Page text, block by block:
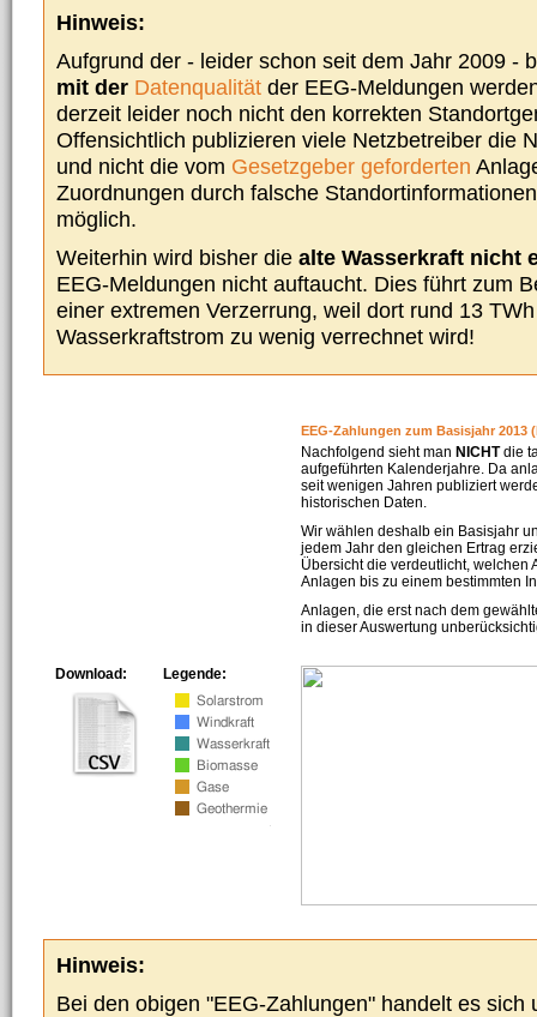
Hinweis:
Aufgrund der - leider schon seit dem Jahr 2009 -
mit der Datenqualität der EEG-Meldungen
derzeit leider noch nicht den korrekten
Offensichtlich publizieren viele Netzbetreiber die
und nicht die vom Gesetzgeber geforderten
Zuordnungen durch falsche
möglich.
Weiterhin wird bisher die alte Wasserkraft nicht
EEG-Meldungen nicht auftaucht. Dies führt zum
einer extremen Verzerrung, weil dort rund 13
Wasserkraftstrom zu wenig verrechnet wird!
EEG-Zahlungen zum Basisjahr 2013
Nachfolgend sieht man NICHTdie
aufgeführten Kalenderjahre. Da
seit wenigen Jahren publiziert
historischen Daten.
Wir wählen deshalb ein Basisjahr
jedem Jahr den gleichen Ertrag
Übersicht die verdeutlicht, welchen
Anlagen bis zu einem bestimmten
Anlagen, die erst nach dem
in dieser Auswertung
Legende:
Download:
Hinweis:
Bei den obigen "EEG-Zahlungen" handelt es sich